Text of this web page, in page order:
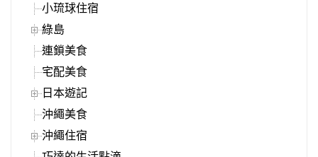
小琉球住宿
綠島
連鎖美食
宅配美食
日本遊記
沖繩美食
沖繩住宿